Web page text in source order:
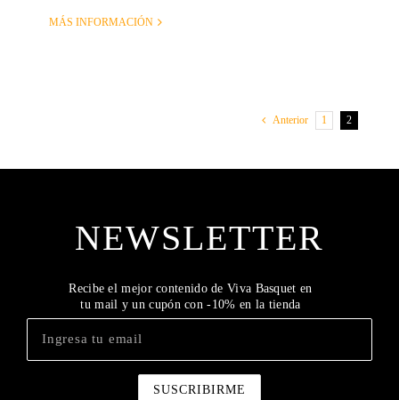
MÁS INFORMACIÓN
Anterior 1 2
NEWSLETTER
Recibe el mejor contenido de Viva Basquet en
tu mail y un cupón con -10% en la tienda